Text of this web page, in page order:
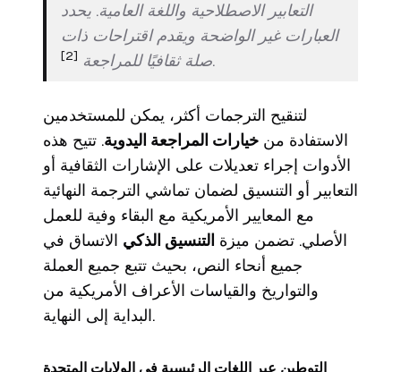
التعابير الاصطلاحية واللغة العامية. يحدد
العبارات غير الواضحة ويقدم اقتراحات ذات
صلة ثقافيًا للمراجعة [2] .
لتنقيح الترجمات أكثر، يمكن للمستخدمين
الاستفادة من خيارات المراجعة اليدوية. تتيح هذه
الأدوات إجراء تعديلات على الإشارات الثقافية أو
التعابير أو التنسيق لضمان تماشي الترجمة النهائية
مع المعايير الأمريكية مع البقاء وفية للعمل
الأصلي. تضمن ميزة التنسيق الذكي الاتساق في
جميع أنحاء النص، بحيث تتبع جميع العملة
والتواريخ والقياسات الأعراف الأمريكية من
البداية إلى النهاية.
التوطين عبر اللغات الرئيسية في الولايات المتحدة